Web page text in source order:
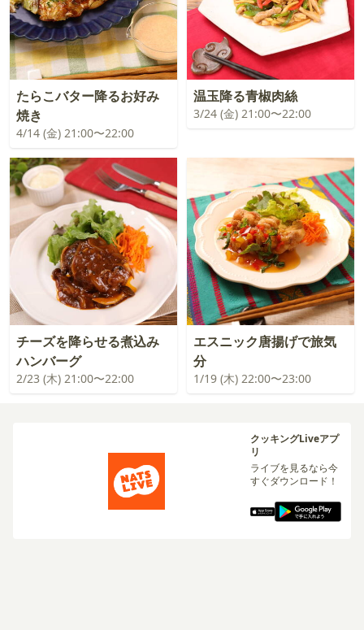
たらこバター降るお好み
焼き
4/14 (金) 21:00〜22:00
温玉降る青椒肉絲
3/24 (金) 21:00〜22:00
チーズを降らせる煮込み
ハンバーグ
2/23 (木) 21:00〜22:00
エスニック唐揚げで旅気
分
1/19 (木) 22:00〜23:00
クッキングLiveアプ
リ
ライブを見るなら今
すぐダウンロード！